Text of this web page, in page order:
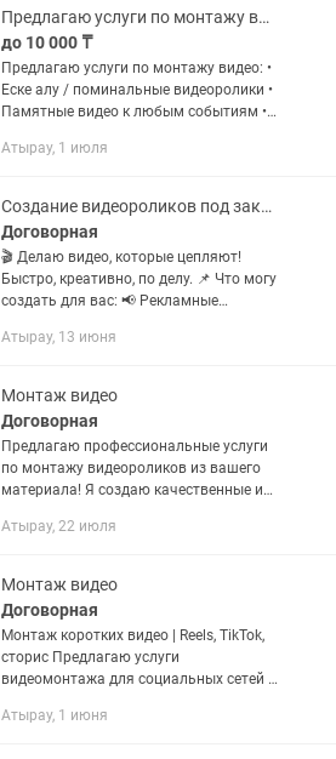
запоминающихся...
Предлагаю услуги по монтажу видео Еске алу / поминальные видеоролики
до 10 000 ₸
Предлагаю услуги по монтажу видео: •
Еске алу / поминальные видеоролики •
Памятные видео к любым событиям •
Цветокоррекция, музыка, титры
Атырау, 1 июля
Создание видеороликов под заказ
Договорная
🎬 Делаю видео, которые цепляют!
Быстро, креативно, по делу. 📌 Что могу
создать для вас: 📢 Рекламные
соцсетей, товаров, услуги 🎉
друзей,...
Атырау, 13 июня
Монтаж видео
Договорная
Предлагаю профессиональные услуги
по монтажу видеороликов из вашего
материала! Я создаю качественные и
разных целей: Фильмы и
Атырау, 22 июля
Монтаж видео
Договорная
Монтаж коротких видео | Reels, TikTok,
сторис Предлагаю услуги
видеомонтажа для социальных сетей и
аккуратные ролики с эффектами,
Атырау, 1 июня